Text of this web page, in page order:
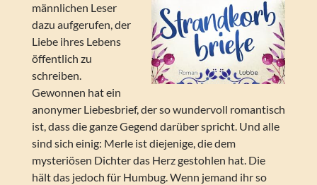
männlichen Leser
dazu aufgerufen, der
Liebe ihres Lebens
öffentlich zu
schreiben.
Gewonnen hat ein
anonymer Liebesbrief, der so wundervoll romantisch
ist, dass die ganze Gegend darüber spricht. Und alle
sind sich einig: Merle ist diejenige, die dem
mysteriösen Dichter das Herz gestohlen hat. Die
hält das jedoch für Humbug. Wenn jemand ihr so